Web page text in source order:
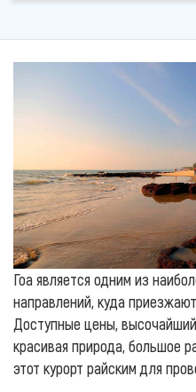
Гоа является одним из
направлений, куда
Доступные цены,
красивая природа, большое
этот курорт райским для